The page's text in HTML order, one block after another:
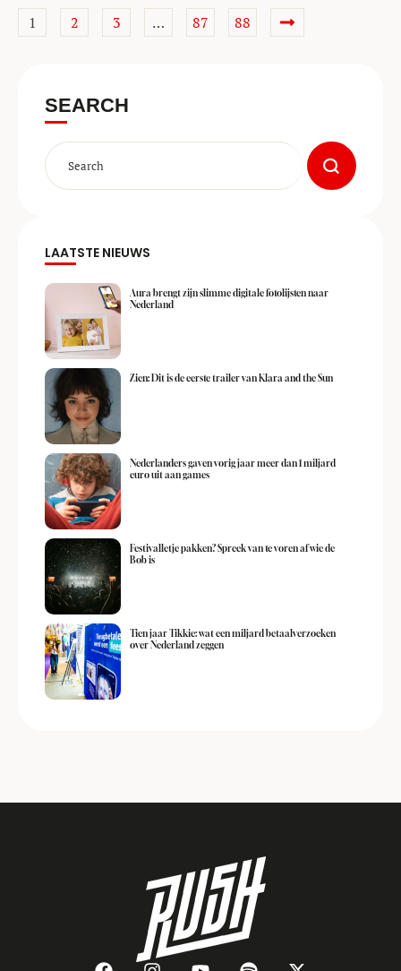
1 2 3 … 87 88
SEARCH
LAATSTE NIEUWS
Aura brengt zijn slimme digitale fotolijsten naar
Nederland
Zien: Dit is de eerste trailer van Klara and the Sun
Nederlanders gaven vorig jaar meer dan 1 miljard
euro uit aan games
Festivalletje pakken? Spreek van te voren af wie de
Bob is
Tien jaar Tikkie: wat een miljard betaalverzoeken
over Nederland zeggen